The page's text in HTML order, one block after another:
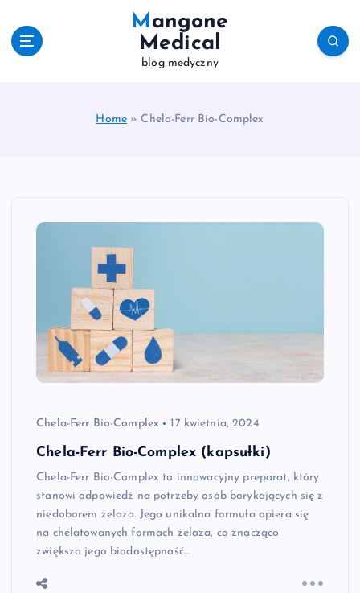
Mangone
Medical
blog medyczny
Home » Chela-Ferr Bio-Complex
Chela-Ferr Bio-Complex 17 kwietnia, 2024
Chela-Ferr Bio-Complex (kapsułki)
Chela-Ferr Bio-Complex to innowacyjny preparat, który
stanowi odpowiedź na potrzeby osób borykających się z
niedoborem żelaza. Jego unikalna formuła opiera się
na chelatowanych formach żelaza, co znacząco
zwiększa jego biodostępność…